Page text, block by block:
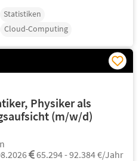
Statistiken
Cloud-Computing
Physiker als
(m/w/d)
65.294 - 92.384 €/Jahr